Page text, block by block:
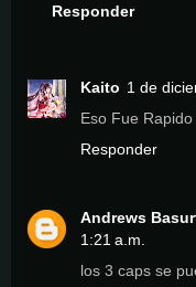
Responder
Kaito 1 de
Eso Fue
Responder
Andrews
1:21 a.m.
los 3 caps se